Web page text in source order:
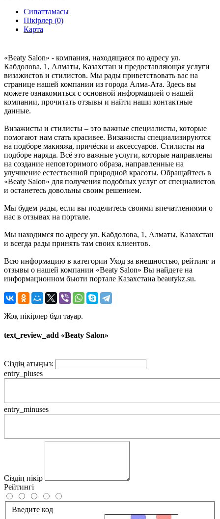
Сипаттамасы
Пікірлер (0)
Карта
«Beaty Salon» - компания, находящаяся по адресу ул.
Кабдолова, 1, Алматы, Казахстан и предоставляющая услуги
визажистов и стилистов. Мы рады приветствовать вас на
странице нашей компании из города Алма-Ата. Здесь вы
можете ознакомиться с основной информацией о нашей
компании, прочитать отзывы и найти наши контактные
данные.
Визажисты и стилисты – это важные специалисты, которые
помогают нам стать красивее. Визажисты специализируются
на подборе макияжа, причёски и аксессуаров. Стилисты на
подборе наряда. Всё это важные услуги, которые направлены
на создание неповторимого образа, направленные на
улучшение естественной природной красоты. Обращайтесь в
«Beaty Salon» для получения подобных услуг от специалистов
и останетесь довольны своим решением.
Мы будем рады, если вы поделитесь своими впечатлениями о
нас в отзывах на портале.
Мы находимся по адресу ул. Кабдолова, 1, Алматы, Казахстан
и всегда рады принять там своих клиентов.
Всю информацию в категории Уход за внешностью, рейтинг и
отзывы о нашей компании «Beaty Salon» Вы найдете на
информационном бьюти портале Казахстана beautykz.su.
Жоқ пікірлер бұл тауар.
text_review_add «Beaty Salon»
Сіздің атыңыз:
entry_pluses
entry_minuses
Сіздің пікір
Рейтингі
Введите код